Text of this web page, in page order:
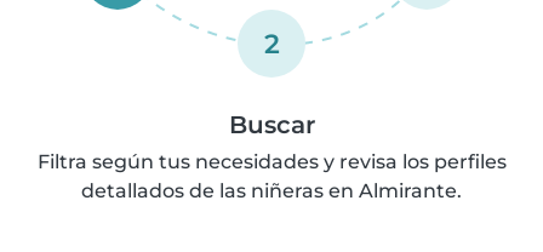
2
Buscar
Filtra según tus necesidades y revisa los perfiles
detallados de las niñeras en Almirante.